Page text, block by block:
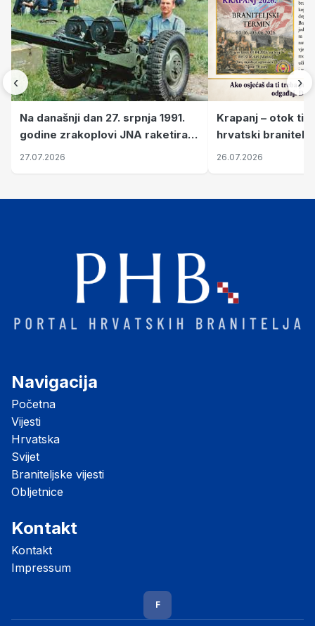
‹
Na današnji dan 27. srpnja 1991.
godine zrakoplovi JNA raketirali
su vojarnu i obučni centar "Nikola
27.07.2026
Krapanj – otok
hrvatski branitelji
pronalaze mir
26.07.2026
›
Navigacija
Početna
Vijesti
Hrvatska
Svijet
Braniteljske vijesti
Obljetnice
Kontakt
Kontakt
Impressum
F